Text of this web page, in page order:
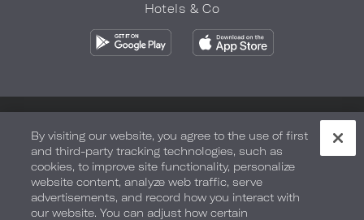
Hotels & Co
Ne vendez pas mes informations
Sécurité et bien-être Conditions d'utilisation Accessibilité
Plan du site Vos préférences en matière de confidentialité
TOUS DROITS RÉSERVÉS. 2026.LOEWS HOTELS & CO
By visiting our website, you agree to the use of first
and third-party tracking technologies, such as
cookies, to improve site functionality, personalize
website content, analyze web traffic, serve
advertisements, and record how you interact with
our website. You can adjust how certain